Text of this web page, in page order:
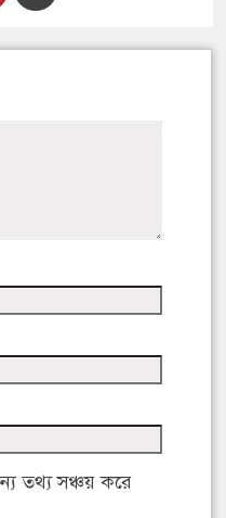
তথ্য সঞ্চয় করে